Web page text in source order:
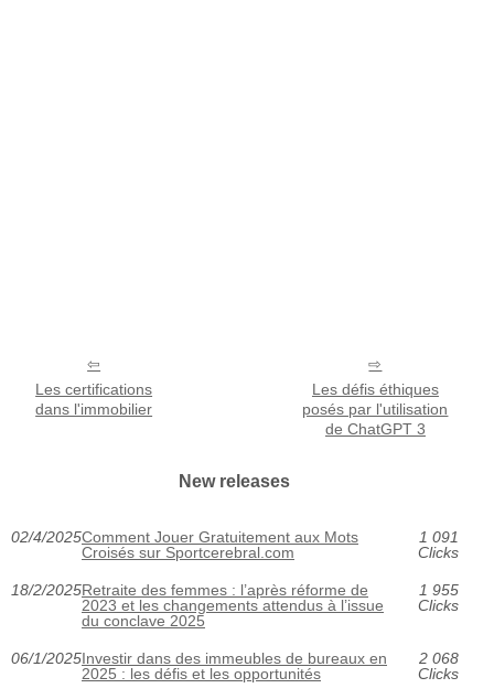
Les certifications
dans l'immobilier
Les défis éthiques
posés par l'utilisation
de ChatGPT 3
New releases
02/4/2025Comment Jouer Gratuitement aux Mots
Croisés sur Sportcerebral.com
1 091
Clicks
18/2/2025Retraite des femmes : l’après réforme de
2023 et les changements attendus à l’issue
du conclave 2025
1 955
Clicks
06/1/2025Investir dans des immeubles de bureaux en
2025 : les défis et les opportunités
2 068
Clicks